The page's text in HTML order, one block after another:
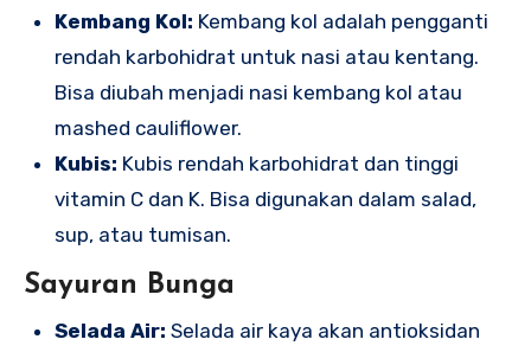
Kembang Kol: Kembang kol adalah pengganti
rendah karbohidrat untuk nasi atau kentang.
Bisa diubah menjadi nasi kembang kol atau
mashed cauliflower.
Kubis: Kubis rendah karbohidrat dan tinggi
vitamin C dan K. Bisa digunakan dalam salad,
sup, atau tumisan.
Sayuran Bunga
Selada Air: Selada air kaya akan antioksidan